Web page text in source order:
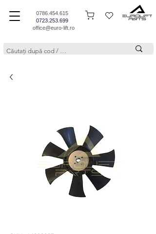
0786.454.615
0723.253.699
office@euro-lift.ro